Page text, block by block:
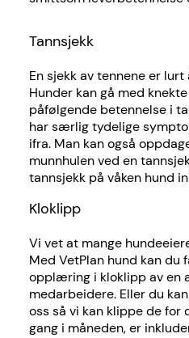
En sjekk av tennene er
Hunder kan gå med
påfølgende betennelse i
har særlig tydelige
ifra. Man kan også
munnhulen ved en
tannsjekk på våken hund
Tannsjekk
Vi vet at mange
Med VetPlan hund kan du
opplæring i kloklipp av en
medarbeidere. Eller du
oss så vi kan klippe de for
gang i måneden, er
Kloklipp